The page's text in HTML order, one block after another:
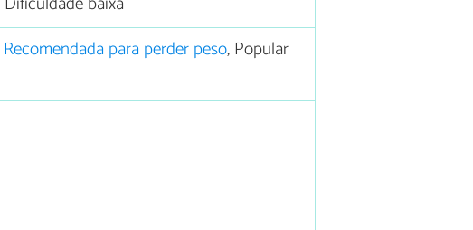
Recomendada para perder peso, Popular